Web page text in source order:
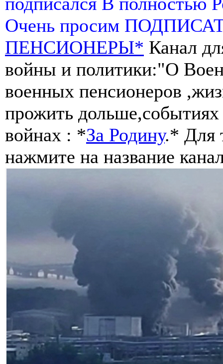
Очень просим
ПЕНСИОНЕРЫ* Канал
войны и политики:"О
военных пенсионеров
прожить
войнах : *За Родину.* Для
нажмите на название